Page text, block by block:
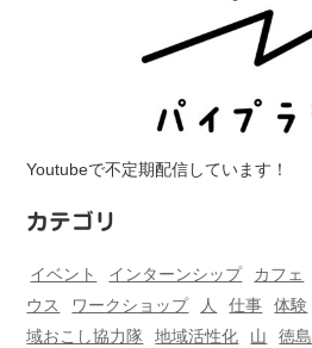
Youtubeで不定期配信しています！
カテゴリ
イベント インターンシップ カフェ
ウス
ワークショップ 人 仕事 体験
域おこし協力隊
地域活性化 山 徳島